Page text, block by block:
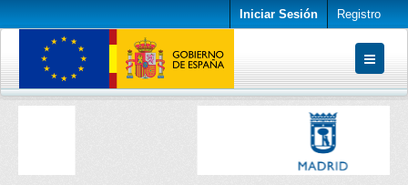
Iniciar Sesión Registro
Conjuntos de datos